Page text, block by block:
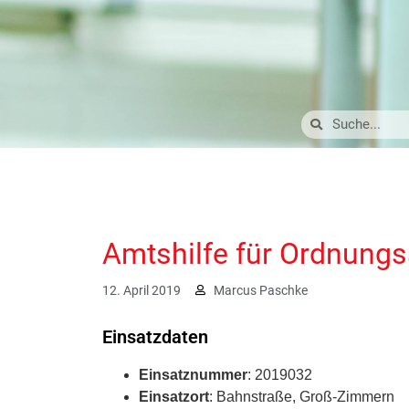
Amtshilfe für
12. April 2019 Marcus Paschke
Einsatzdaten
Einsatznummer: 2019032
Einsatzort: Bahnstraße, Groß-Zimmern